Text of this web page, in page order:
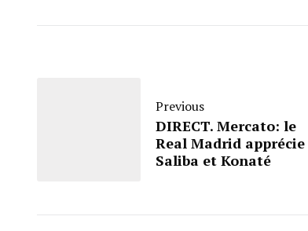
Previous
DIRECT. Mercato: le
Real Madrid apprécie
Saliba et Konaté